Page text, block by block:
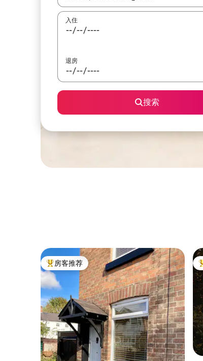
入住
退房
搜索
热门「房客推荐」
房客推荐